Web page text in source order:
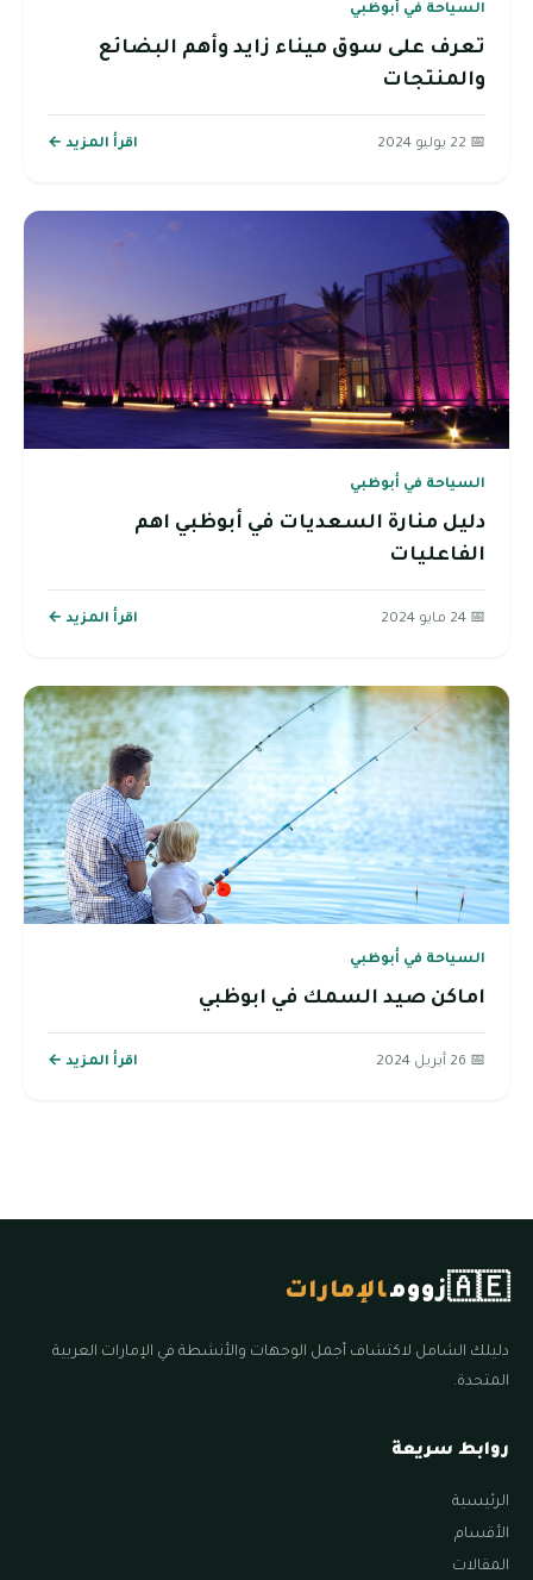
السياحة في أبوظبي
تعرف على سوق ميناء زايد وأهم البضائع
والمنتجات
📅 22 يوليو 2024 اقرأ المزيد ←
السياحة في أبوظبي
دليل منارة السعديات في أبوظبي اهم
الفاعليات
📅 24 مايو 2024 اقرأ المزيد ←
السياحة في أبوظبي
اماكن صيد السمك في ابوظبي
📅 26 أبريل 2024 اقرأ المزيد ←
🇦🇪زوومالإمارات
دليلك الشامل لاكتشاف أجمل الوجهات والأنشطة في الإمارات العربية
المتحدة.
روابط سريعة
الرئيسية
الأقسام
المقالات